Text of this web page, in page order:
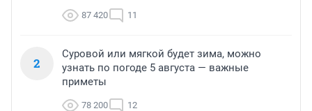
87 420 11
2
Суровой или мягкой будет зима, можно
узнать по погоде 5 августа — важные
приметы
78 200 12